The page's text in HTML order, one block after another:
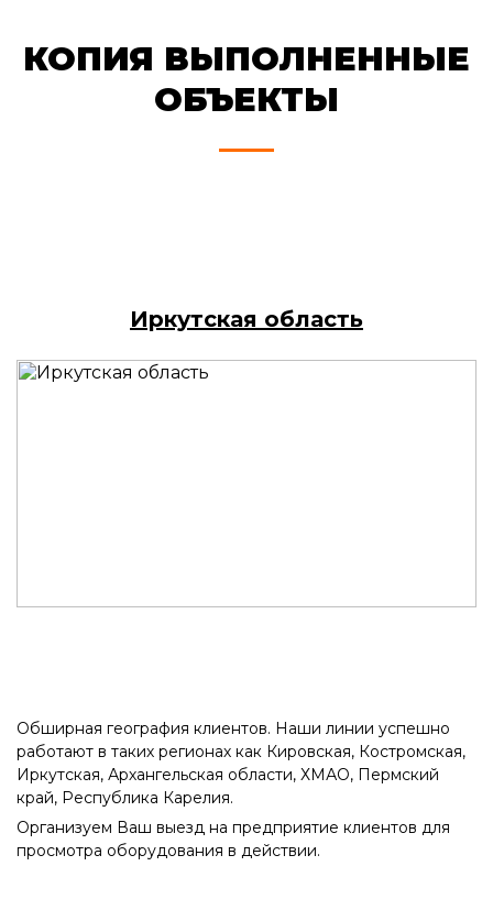
КОПИЯ ВЫПОЛНЕННЫЕ
ОБЪЕКТЫ
Иркутская область
Обширная география клиентов. Наши линии успешно
работают в таких регионах как Кировская, Костромская,
Иркутская, Архангельская области, ХМАО, Пермский
край, Республика Карелия.
Организуем Ваш выезд на предприятие клиентов для
просмотра оборудования в действии.